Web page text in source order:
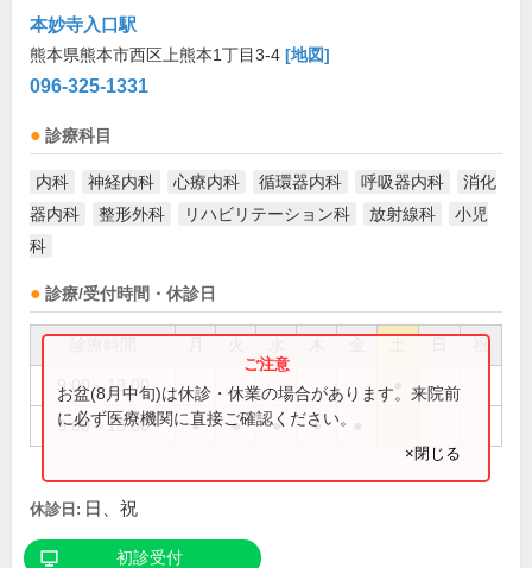
本妙寺入口駅
熊本県熊本市西区上熊本1丁目3-4 [地図]
096-325-1331
診療科目
内科 神経内科 心療内科 循環器内科 呼吸器内科
消化
器内科
整形外科 リハビリテーション科 放射線科
小児
科
診療/受付時間・休診日
祝
9:00～13:00
9:00～18:00 ● ● ● ●
お盆(8月中旬)は休診・休業の場合があります。来院前
に必ず医療機関に直接ご確認ください。
×閉じる
休診日: 日、祝
初診受付